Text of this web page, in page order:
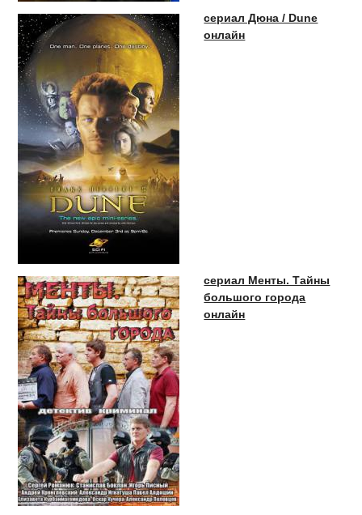
сериал Дюна / Dune
онлайн
сериал Менты. Тайны
большого города
онлайн